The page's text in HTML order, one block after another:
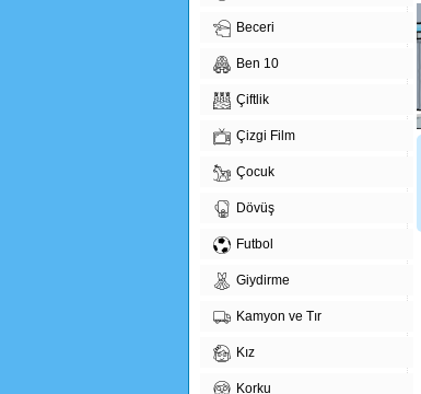
Beceri
Ben 10
Çiftlik
Çizgi Film
Çocuk
Dövüş
Futbol
Giydirme
Kamyon ve Tır
Kız
Korku